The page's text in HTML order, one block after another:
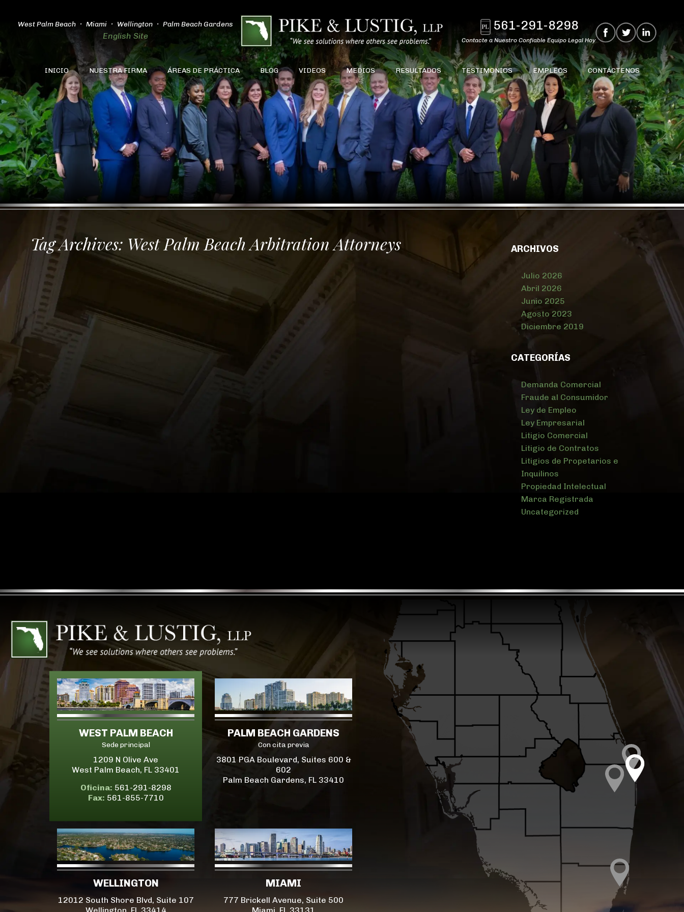
West Palm Beach Miami Wellington Palm Beach Gardens
English Site
561-291-8298
Contacte a Nuestro Confiable Equipo Legal Hoy
INICIO NUESTRA FIRMA ÁREAS DE PRÁCTICA BLOG VIDEOS MEDIOS RESULTADOS TESTIMONIOS EMPLEOS CONTÁCTENOS
Tag Archives: West Palm Beach Arbitration Attorneys ARCHIVOS
Julio 2026
Abril 2026
Junio 2025
Agosto 2023
Diciembre 2019
CATEGORÍAS
Demanda Comercial
Fraude al Consumidor
Ley de Empleo
Ley Empresarial
Litigio Comercial
Litigio de Contratos
Litigios de Propetarios e
Inquilinos
Propiedad Intelectual
Marca Registrada
Uncategorized
WEST PALM BEACH
Sede principal
1209 N Olive Ave
West Palm Beach, FL 33401
Oficina: 561-291-8298
Fax: 561-855-7710
PALM BEACH GARDENS
Con cita previa
3801 PGA Boulevard, Suites 600 &
602
Palm Beach Gardens, FL 33410
WELLINGTON
12012 South Shore Blvd, Suite 107
MIAMI
777 Brickell Avenue, Suite 500